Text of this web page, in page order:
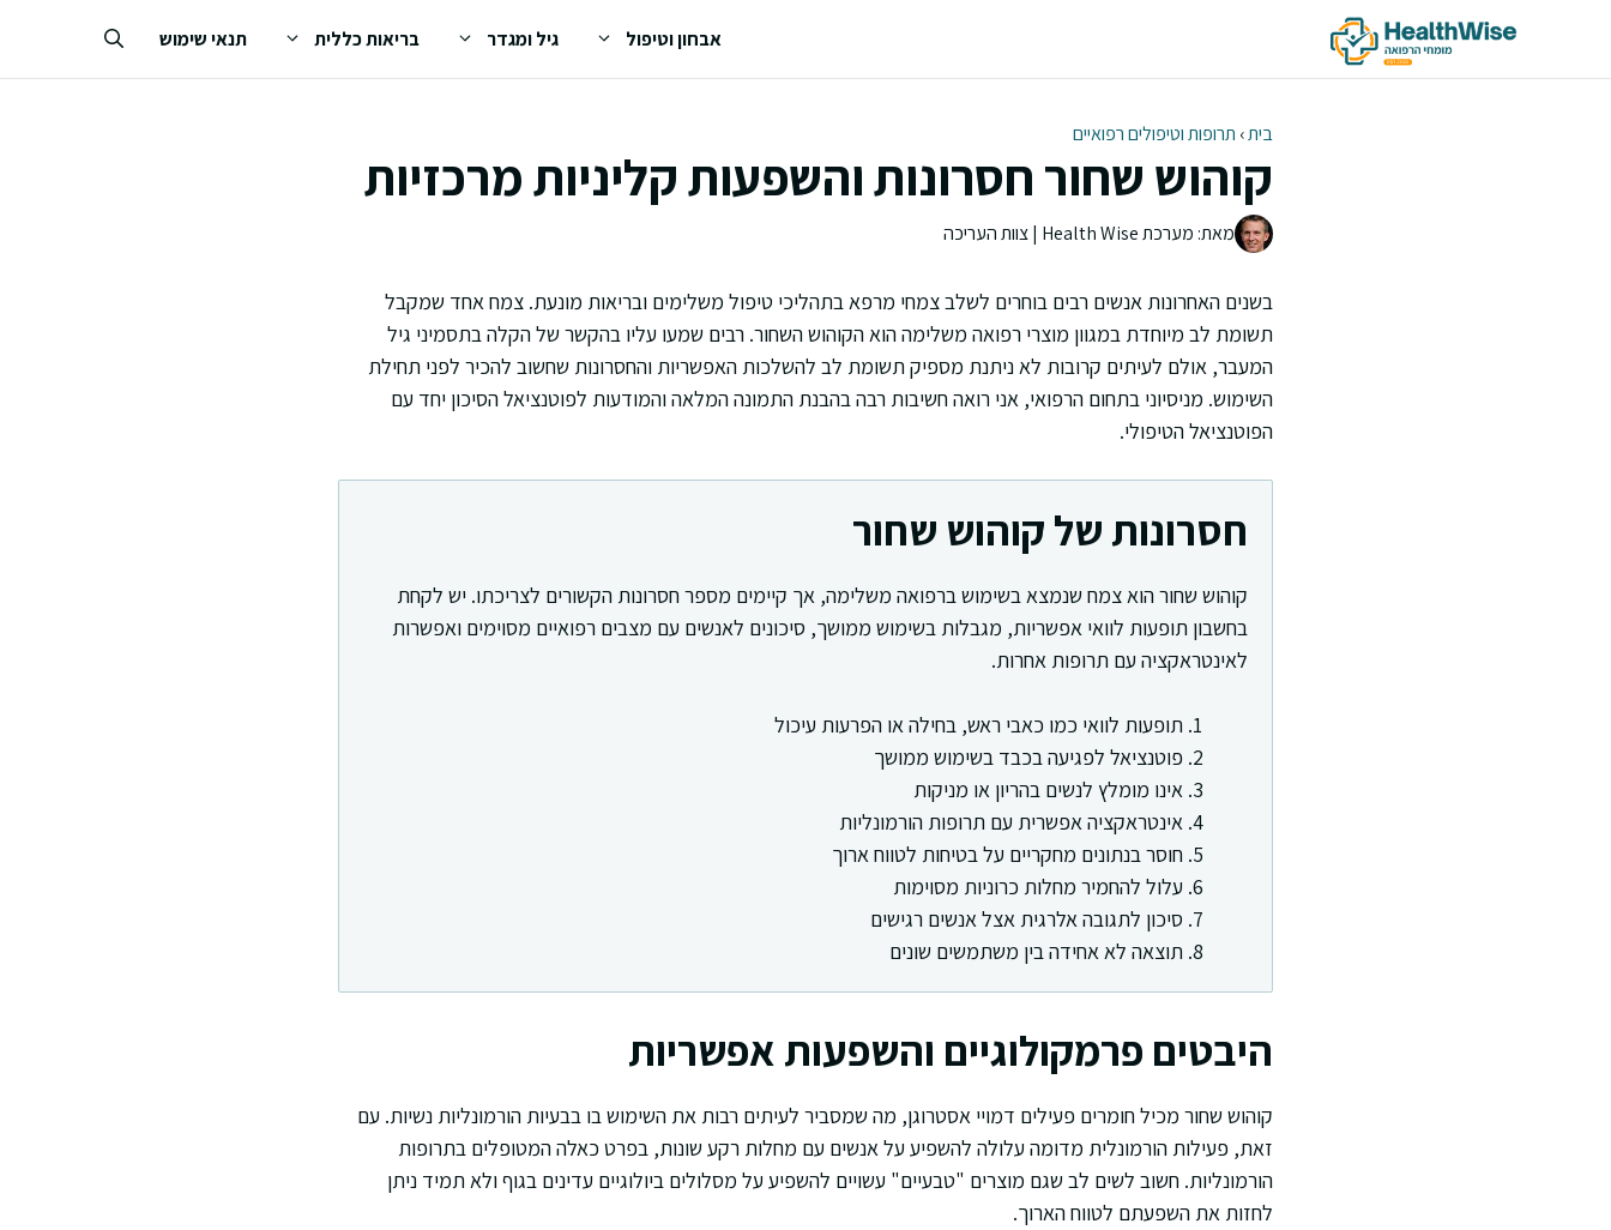
אבחון וטיפול גיל ומגדר בריאות כללית תנאי שימוש
בית› תרופות וטיפולים רפואיים
קוהוש שחור חסרונות והשפעות קליניות מרכזיות
מאת: מערכת Health Wise | צוות העריכה
בשנים האחרונות אנשים רבים בוחרים לשלב צמחי מרפא בתהליכי טיפול משלימים ובריאות מונעת. צמח אחד שמקבל
תשומת לב מיוחדת במגוון מוצרי רפואה משלימה הוא הקוהוש השחור. רבים שמעו עליו בהקשר של הקלה בתסמיני גיל
המעבר, אולם לעיתים קרובות לא ניתנת מספיק תשומת לב להשלכות האפשריות והחסרונות שחשוב להכיר לפני תחילת
השימוש. מניסיוני בתחום הרפואי, אני רואה חשיבות רבה בהבנת התמונה המלאה והמודעות לפוטנציאל הסיכון יחד עם
הפוטנציאל הטיפולי.
חסרונות של קוהוש שחור
קוהוש שחור הוא צמח שנמצא בשימוש ברפואה משלימה, אך קיימים מספר חסרונות הקשורים לצריכתו. יש לקחת
בחשבון תופעות לוואי אפשריות, מגבלות בשימוש ממושך, סיכונים לאנשים עם מצבים רפואיים מסוימים ואפשרות
לאינטראקציה עם תרופות אחרות.
תופעות לוואי כמו כאבי ראש, בחילה או הפרעות עיכול
פוטנציאל לפגיעה בכבד בשימוש ממושך
אינו מומלץ לנשים בהריון או מניקות
אינטראקציה אפשרית עם תרופות הורמונליות
חוסר בנתונים מחקריים על בטיחות לטווח ארוך
עלול להחמיר מחלות כרוניות מסוימות
סיכון לתגובה אלרגית אצל אנשים רגישים
תוצאה לא אחידה בין משתמשים שונים
היבטים פרמקולוגיים והשפעות אפשריות
קוהוש שחור מכיל חומרים פעילים דמויי אסטרוגן, מה שמסביר לעיתים רבות את השימוש בו בבעיות הורמונליות נשיות. עם
זאת, פעילות הורמונלית מדומה עלולה להשפיע על אנשים עם מחלות רקע שונות, בפרט כאלה המטופלים בתרופות
הורמונליות. חשוב לשים לב שגם מוצרים "טבעיים" עשויים להשפיע על מסלולים ביולוגיים עדינים בגוף ולא תמיד ניתן
לחזות את השפעתם לטווח הארוך.